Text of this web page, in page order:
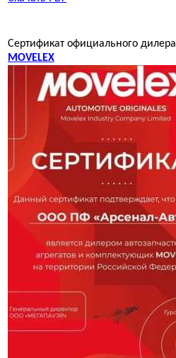
Сертификат официального дилера
MOVELEX